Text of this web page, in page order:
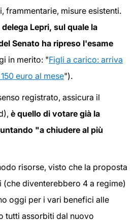
frammentarie, misure esistenti.
Lepri, sul quale la
Senato ha ripreso l'esame
in merito: "Figli a carico: arriva
euro al mese").
registrato, assicura il
è quello di votare già la
"a chiudere al più
risorse, visto che la proposta
diventerebbero 4 a regime)
oggi per i vari benefici alle
tutti assorbiti dal nuovo